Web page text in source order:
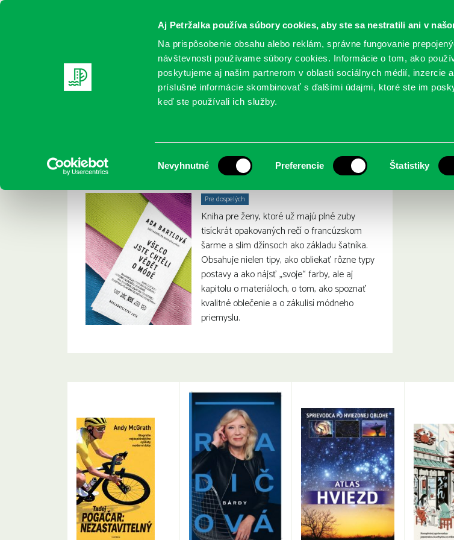
Aj Petržalka používa súbory cookies, aby ste sa nestratili ani v
Na prispôsobenie obsahu alebo reklám, správne fungovanie
návštevnosti používame súbory cookies. Informácie o tom, ako
poskytujeme aj našim partnerom v oblasti sociálnych médií, inzercie
príslušné informácie skombinovať s ďalšími údajmi, ktoré ste im
keď ste používali ich služby.
súhlasu
Nevyhnutné Preferencie Štatistiky
REGISTRUJTE SA ONLINE KATALÓGY SLUŽBY PODUJATIA
Adéla Bartlová: Vše, co jste chtěli
Pre dospelých
Kniha pre ženy, ktoré už majú plné zuby
tisíckrát opakovaných rečí o francúzskom
šarme a slim džínsoch ako základu šatníka.
Obsahuje nielen tipy, ako obliekať rôzne typy
postavy a ako nájsť „svoje“ farby, ale aj
kapitolu o materiáloch, o tom, ako spoznať
kvalitné oblečenie a o zákulisí módneho
priemyslu.